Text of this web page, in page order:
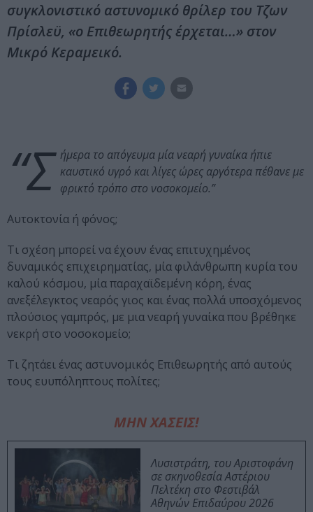
συγκλονιστικό αστυνομικό θρίλερ του Τζων
Πρίσλεϋ, «ο Επιθεωρητής έρχεται…» στον
Μικρό Κεραμεικό.
“Σ ήμερα το απόγευμα μία νεαρή γυναίκα ήπιε
καυστικό υγρό και λίγες ώρες αργότερα πέθανε με
φρικτό τρόπο στο νοσοκομείο.”
Αυτοκτονία ή φόνος;
Τι σχέση μπορεί να έχουν ένας επιτυχημένος
δυναμικός επιχειρηματίας, μία φιλάνθρωπη κυρία του
καλού κόσμου, μία παραχαϊδεμένη κόρη, ένας
ανεξέλεγκτος νεαρός γιος και ένας πολλά υποσχόμενος
πλούσιος γαμπρός, με μια νεαρή γυναίκα που βρέθηκε
νεκρή στο νοσοκομείο;
Τι ζητάει ένας αστυνομικός Επιθεωρητής από αυτούς
τους ευυπόληπτους πολίτες;
ΜΗΝ ΧΑΣΕΙΣ!
Λυσιστράτη, του Αριστοφάνη
σε σκηνοθεσία Αστέριου
Πελτέκη στο Φεστιβάλ
Αθηνών Επιδαύρου 2026